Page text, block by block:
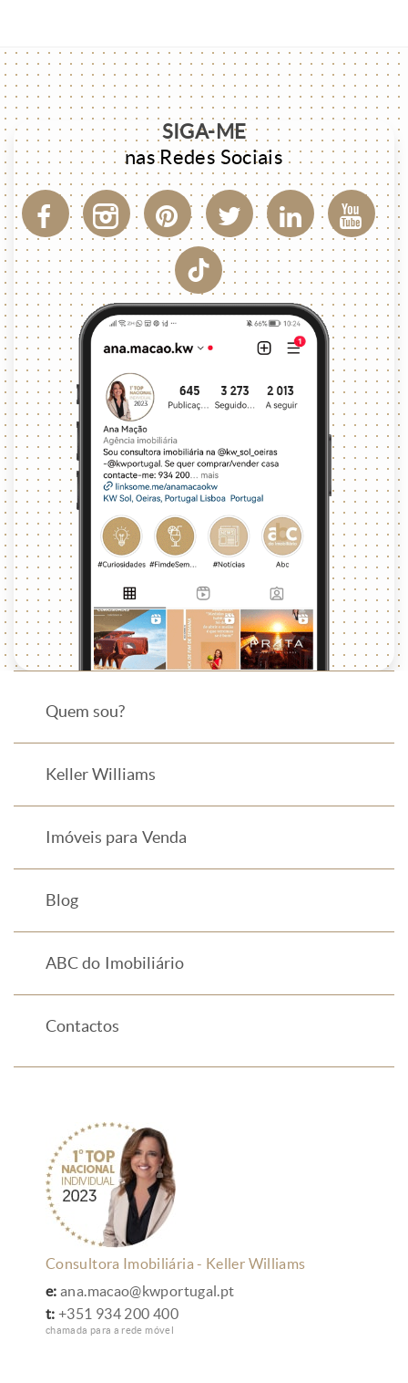
SIGA-ME
nas Redes Sociais
Quem sou?
Keller Williams
Imóveis para Venda
Blog
ABC do Imobiliário
Contactos
Consultora Imobiliária - Keller Williams
e: ana.macao@kwportugal.pt
t: +351 934 200 400
chamada para a rede móvel